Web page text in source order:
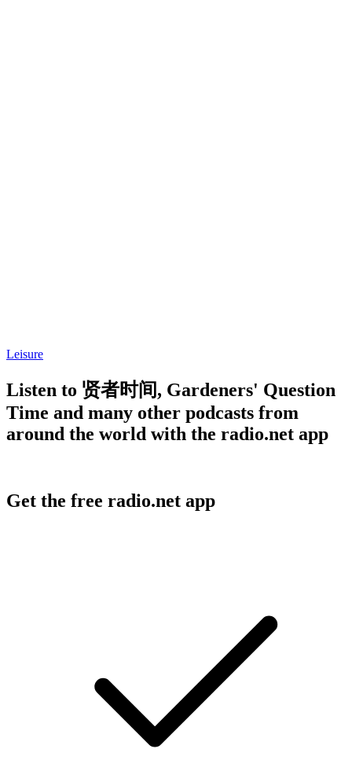
Leisure
Listen to 贤者时间, Gardeners' Question
Time and many other podcasts from
around the world with the radio.net app
Get the free radio.net app